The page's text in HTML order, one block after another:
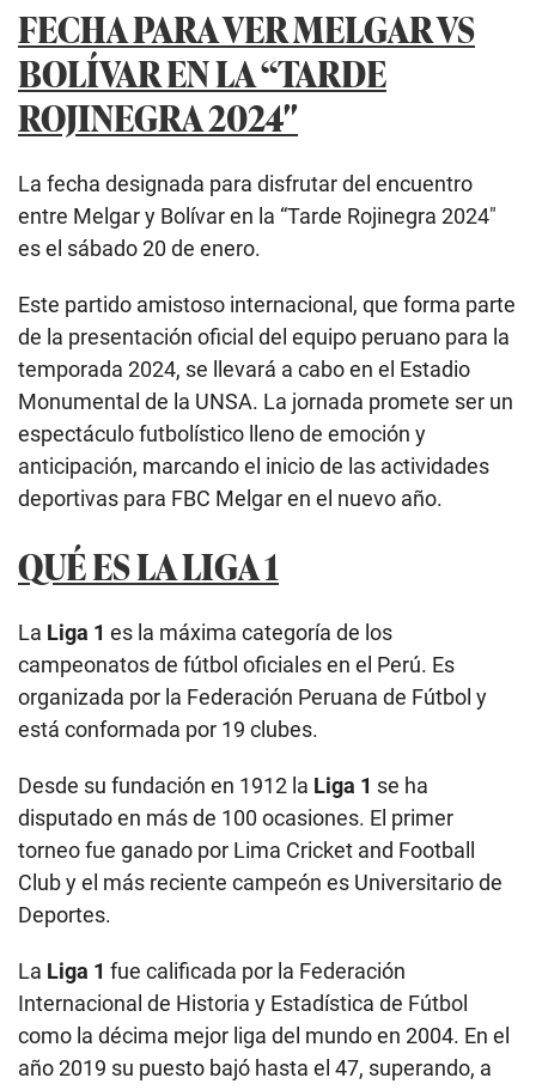
FECHA PARA VER MELGAR VS
BOLÍVAR EN LA “TARDE
ROJINEGRA 2024″
La fecha designada para disfrutar del encuentro
entre Melgar y Bolívar en la “Tarde Rojinegra 2024″
es el sábado 20 de enero.
Este partido amistoso internacional, que forma parte
de la presentación oficial del equipo peruano para la
temporada 2024, se llevará a cabo en el Estadio
Monumental de la UNSA. La jornada promete ser un
espectáculo futbolístico lleno de emoción y
anticipación, marcando el inicio de las actividades
deportivas para FBC Melgar en el nuevo año.
QUÉ ES LA LIGA 1
La Liga 1 es la máxima categoría de los
campeonatos de fútbol oficiales en el Perú. Es
organizada por la Federación Peruana de Fútbol y
está conformada por 19 clubes.
Desde su fundación en 1912 la Liga 1 se ha
disputado en más de 100 ocasiones. El primer
torneo fue ganado por Lima Cricket and Football
Club y el más reciente campeón es Universitario de
Deportes.
La Liga 1 fue calificada por la Federación
Internacional de Historia y Estadística de Fútbol
como la décima mejor liga del mundo en 2004. En el
año 2019 su puesto bajó hasta el 47, superando, a